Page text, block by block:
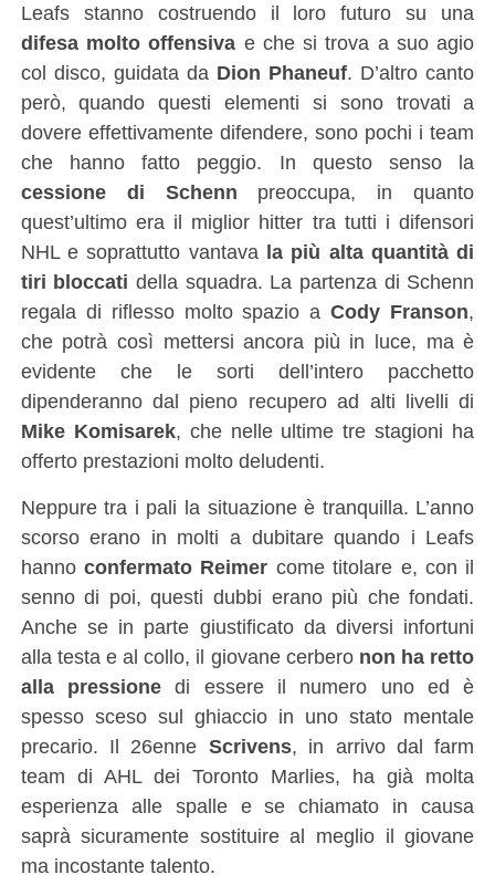
Leafs stanno costruendo il loro futuro su una
difesa molto offensiva e che si trova a suo agio
col disco, guidata da Dion Phaneuf. D’altro canto
però, quando questi elementi si sono trovati a
dovere effettivamente difendere, sono pochi i team
che hanno fatto peggio. In questo senso la
cessione di Schenn preoccupa, in quanto
quest’ultimo era il miglior hitter tra tutti i difensori
NHL e soprattutto vantava la più alta quantità di
tiri bloccati della squadra. La partenza di Schenn
regala di riflesso molto spazio aCody Franson,
che potrà così mettersi ancora più in luce, ma è
evidente che le sorti dell’intero pacchetto
dipenderanno dal pieno recupero ad alti livelli di
Mike Komisarek, che nelle ultime tre stagioni ha
offerto prestazioni molto deludenti.
Neppure tra i pali la situazione è tranquilla. L’anno
scorso erano in molti a dubitare quando i Leafs
hannoconfermato Reimer come titolare e, con il
senno di poi, questi dubbi erano più che fondati.
Anche se in parte giustificato da diversi infortuni
alla testa e al collo, il giovane cerbero non ha retto
alla pressione di essere il numero uno ed è
spesso sceso sul ghiaccio in uno stato mentale
precario. Il 26enne Scrivens, in arrivo dal farm
team di AHL dei Toronto Marlies, ha già molta
esperienza alle spalle e se chiamato in causa
saprà sicuramente sostituire al meglio il giovane
ma incostante talento.